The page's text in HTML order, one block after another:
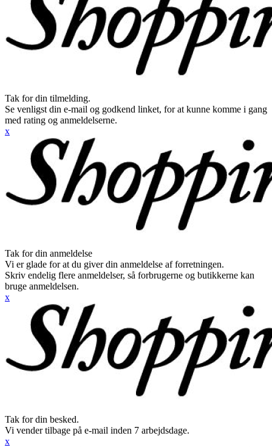
Tak for din tilmelding.
Se venligst din e-mail og godkend linket, for at kunne komme i gang
med rating og anmeldelserne.
x
Tak for din anmeldelse
Vi er glade for at du giver din anmeldelse af forretningen.
Skriv endelig flere anmeldelser, så forbrugerne og butikkerne kan
bruge anmeldelsen.
x
Tak for din besked.
Vi vender tilbage på e-mail inden 7 arbejdsdage.
x